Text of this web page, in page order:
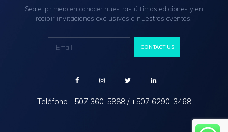
Sea el primero en conocer nuestras últimas ediciones y en
recibir invitaciones exclusivas a nuestros eventos.
Teléfono +507 360-5888/+507 6290-3468